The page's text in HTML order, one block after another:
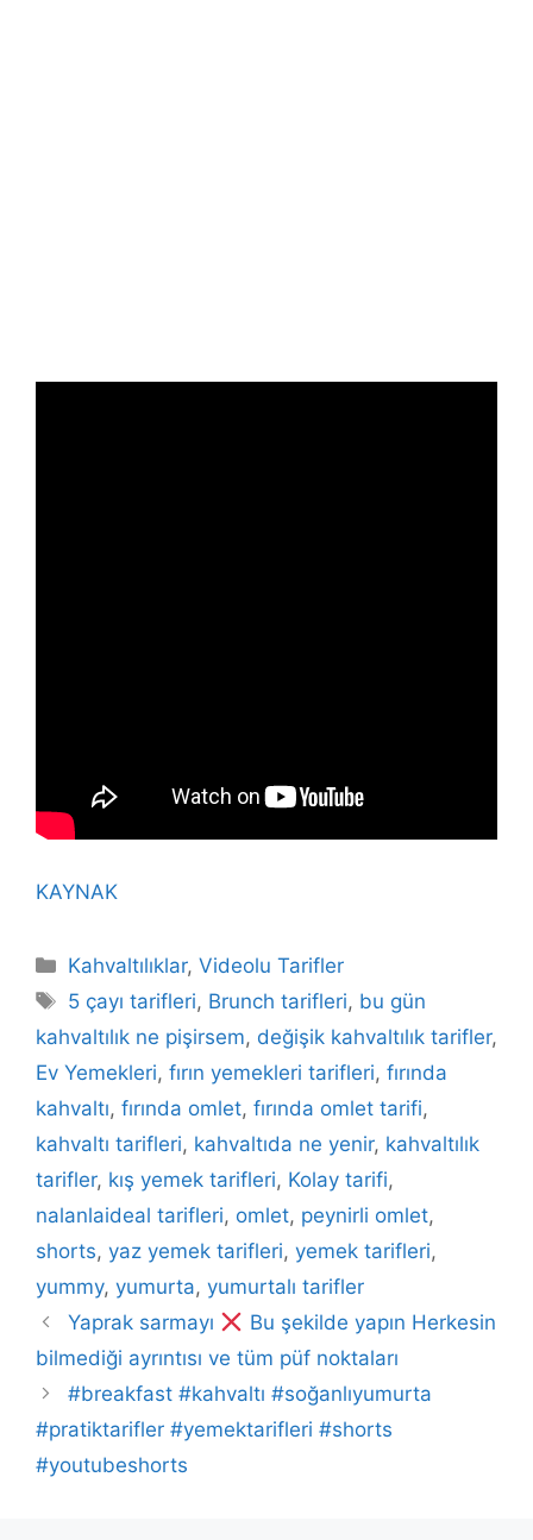
KAYNAK
Categories
Kahvaltılıklar,Videolu Tarifler
Tags
5 çayı tarifleri, Brunch tarifleri, bu gün
kahvaltılık ne pişirsem, değişik kahvaltılık tarifler,
Ev Yemekleri, fırın yemekleri tarifleri, fırında
kahvaltı, fırında omlet, fırında omlet tarifi,
kahvaltı tarifleri, kahvaltıda ne yenir, kahvaltılık
tarifler, kış yemek tarifleri, Kolay tarifi,
nalanlaideal tarifleri, omlet, peynirli omlet,
shorts, yaz yemek tarifleri, yemek tarifleri,
yummy, yumurta, yumurtalı tarifler
Yaprak sarmayı
Bu şekilde yapın Herkesin
bilmediği ayrıntısı ve tüm püf noktaları
#breakfast #kahvaltı #soğanlıyumurta
#pratiktarifler #yemektarifleri #shorts
#youtubeshorts